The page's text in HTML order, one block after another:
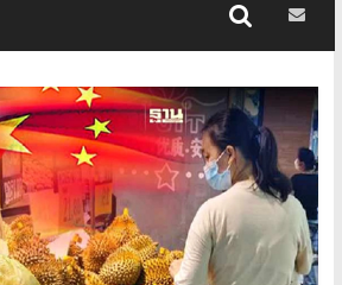
าร เสริมสร้างความร่วมมื..
ทย-เวียดนาม เข้าร่วมประชุมหารือคณะรัฐ